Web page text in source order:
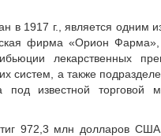
в 1917 г., является одним
фирма «Орион
лекарственных
систем, а также
под известной торговой
972,3 млн долларов